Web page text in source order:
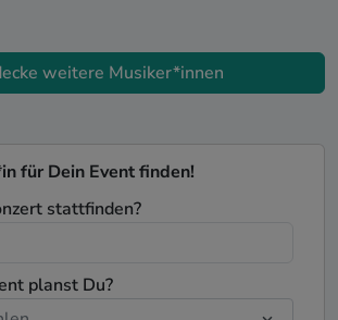
weitere Musiker*innen
für Dein Event finden!
stattfinden?
planst Du?